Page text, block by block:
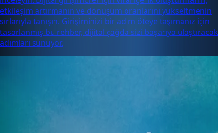
etkileşim artırmanın ve dönüşüm oranlarını yükseltmenin
sırlarıyla tanışın. Girişiminizi bir adım öteye taşımanız için
tasarlanmış bu rehber, dijital çağda sizi başarıya ulaştıracak
adımları sunuyor.